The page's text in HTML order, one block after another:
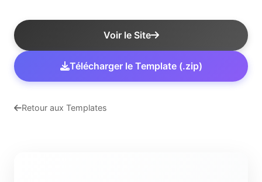
Voir le Site
Télécharger le Template (.zip)
Retour aux Templates